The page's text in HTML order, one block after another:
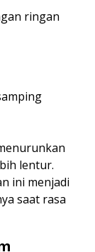
ringan
lentur.
ini menjadi
saat rasa